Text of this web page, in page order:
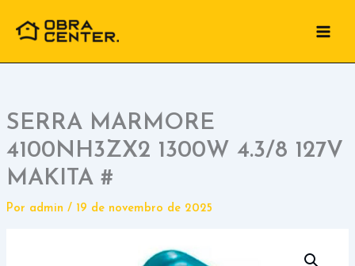
para
conteúdo
SERRA MARMORE
4100NH3ZX2 1300W 4.3/8 127V
MAKITA #
Por admin / 19 de novembro de 2025